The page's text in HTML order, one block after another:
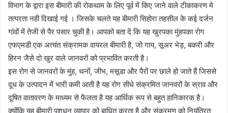
विभाग के द्वारा इस बीमारी की रोकथाम के लिए पूर्व में किए जाने वाले टीकाकरण मे
तत्परता नही दिखाई गई । जिसके चलते यह बीमारी सिहोरा तहसील के कई दर्जन
गांवों में तेजी से पैर पसार चुकी है। आपको बता दें कि यह खुरपका मुंहपका रोग
एफएमडी एक अत्यंत संक्रामक वायरल बीमारी है, जो गाय, सूअर भेड़, बकरी और
हिरन जैसे दो खुर वाले जानवरों को प्रभावित करती है।
इस रोग से जानवरों के मुंह, थनों, जीभ, मसूडा और पैरों पर छाले हो जाते हैं जिससे
दूध के उत्पादन में भारी कमी आती है यह रोग सीधे संक्रमित जानवरों के स्राव और
दूषित वातावरण के माध्यम से फैलता है यह आर्थिक रूप से बहुत हानिकारक है।
क्योंकि यह बीमारी पशुधन व्यापार को बाधित करता है और संक्रमण को नियंत्रित